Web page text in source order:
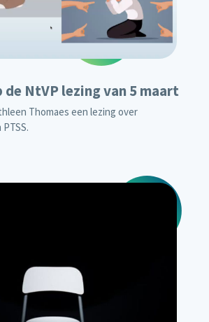
NtVP lezing van 5 maart
Thomaes een lezing over